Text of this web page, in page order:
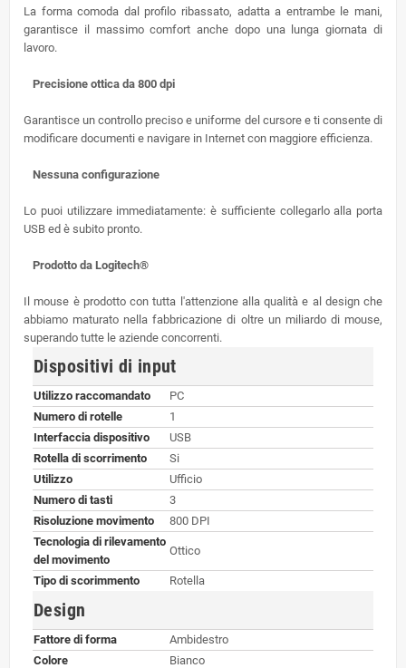
La forma comoda dal profilo ribassato, adatta a entrambe le mani,
garantisce il massimo comfort anche dopo una lunga giornata di
lavoro.
Precisione ottica da 800 dpi
Garantisce un controllo preciso e uniforme del cursore e ti consente di
modificare documenti e navigare in Internet con maggiore efficienza.
Nessuna configurazione
Lo puoi utilizzare immediatamente: è sufficiente collegarlo alla porta
USB ed è subito pronto.
Prodotto da Logitech®
Il mouse è prodotto con tutta l'attenzione alla qualità e al design che
abbiamo maturato nella fabbricazione di oltre un miliardo di mouse,
superando tutte le aziende concorrenti.
Dispositivi di input
Utilizzo raccomandato
PC
Numero di rotelle
1
Interfaccia dispositivo
USB
Rotella di scorrimento
Si
Utilizzo
Ufficio
Numero di tasti
3
Risoluzione movimento
800 DPI
Tecnologia di rilevamento
del movimento
Ottico
Tipo di scorimmento Rotella
Design
Fattore di forma
Ambidestro
Colore
Bianco